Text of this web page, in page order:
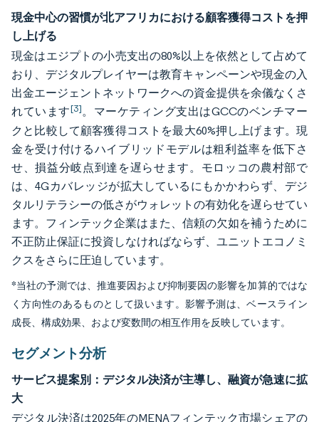
現金中心の習慣が北アフリカにおける顧客獲得コストを押
し上げる
現金はエジプトの小売支出の80%以上を依然として占めて
おり、デジタルプレイヤーは教育キャンペーンや現金の入
出金エージェントネットワークへの資金提供を余儀なくさ
れています[3]。マーケティング支出はGCCのベンチマー
クと比較して顧客獲得コストを最大60%押し上げます。現
金を受け付けるハイブリッドモデルは粗利益率を低下さ
せ、損益分岐点到達を遅らせます。モロッコの農村部で
は、4Gカバレッジが拡大しているにもかかわらず、デジ
タルリテラシーの低さがウォレットの有効化を遅らせてい
ます。フィンテック企業はまた、信頼の欠如を補うために
不正防止保証に投資しなければならず、ユニットエコノミ
クスをさらに圧迫しています。
*当社の予測では、推進要因および抑制要因の影響を加算的ではな
く方向性のあるものとして扱います。影響予測は、ベースライン
成長、構成効果、および変数間の相互作用を反映しています。
セグメント分析
サービス提案別：デジタル決済が主導し、融資が急速に拡
大
デジタル決済は2025年のMENAフィンテック市場シェアの